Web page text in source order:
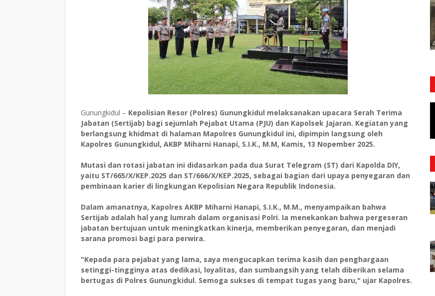
Gunungkidul – Kepolisian Resor (Polres) Gunungkidul melaksanakan upacara Serah Terima
Jabatan (Sertijab) bagi sejumlah Pejabat Utama (PJU) dan Kapolsek Jajaran. Kegiatan yang
berlangsung khidmat di halaman Mapolres Gunungkidul ini, dipimpin langsung oleh
Kapolres Gunungkidul, AKBP Miharni Hanapi, S.I.K., M.M, Kamis, 13 Nopember 2025.
​Mutasi dan rotasi jabatan ini didasarkan pada dua Surat Telegram (ST) dari Kapolda DIY,
yaitu ST/665/X/KEP.2025 dan ST/666/X/KEP.2025, sebagai bagian dari upaya penyegaran dan
pembinaan karier di lingkungan Kepolisian Negara Republik Indonesia.
​Dalam amanatnya, Kapolres AKBP Miharni Hanapi, S.I.K., M.M., menyampaikan bahwa
Sertijab adalah hal yang lumrah dalam organisasi Polri. Ia menekankan bahwa pergeseran
jabatan bertujuan untuk meningkatkan kinerja, memberikan penyegaran, dan menjadi
sarana promosi bagi para perwira.
​"Kepada para pejabat yang lama, saya mengucapkan terima kasih dan penghargaan
setinggi-tingginya atas dedikasi, loyalitas, dan sumbangsih yang telah diberikan selama
bertugas di Polres Gunungkidul. Semoga sukses di tempat tugas yang baru," ujar Kapolres.